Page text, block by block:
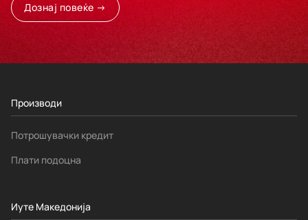
Дознај повеќе →
Производи
Потрошувачки кредит
Плати подоцна
Иуте Македонија